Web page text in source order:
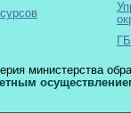
министерства